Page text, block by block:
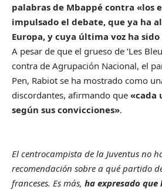
palabras de Mbappé contra «los
impulsado el debate, que ya ha
Europa, y cuya última voz ha
A pesar de que el grueso de ‘Les
contra de Agrupación Nacional, el
Pen, Rabiot se ha mostrado como
discordantes, afirmando que «cada
según sus convicciones».
El centrocampista de la Juventus no
recomendación sobre a qué partido
franceses. Es más, ha expresado que